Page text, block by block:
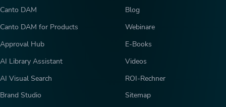
Canto DAM
Canto DAM for Products
Approval Hub
AI Library Assistant
AI Visual Search
Brand Studio
Blog
Webinare
E-Books
Videos
ROI-Rechner
Sitemap